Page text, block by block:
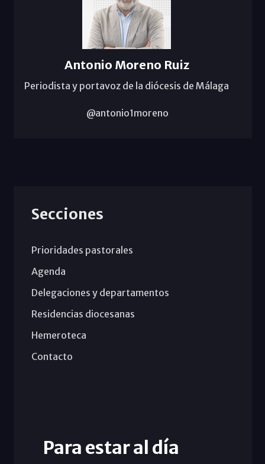
Antonio Moreno Ruiz
Periodista y portavoz de la diócesis de Málaga
@antonio1moreno
Secciones
Prioridades pastorales
Agenda
Delegaciones y departamentos
Residencias diocesanas
Hemeroteca
Contacto
Para estar al día